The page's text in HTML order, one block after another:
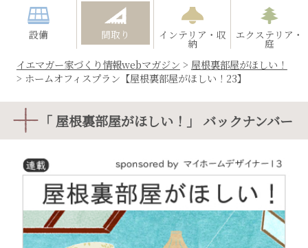
設備 間取り インテリア・収
納
エクステリア・
庭
イエマガー家づくり情報webマガジン > 屋根裏部屋がほしい！
> ホームオフィスプラン【屋根裏部屋がほしい！23】
「 屋根裏部屋がほしい！」 バックナンバー